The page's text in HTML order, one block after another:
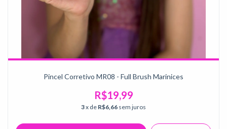
Pincel Corretivo MR08 - Full Brush Marinices
R$19,99
3x de R$6,66 sem juros